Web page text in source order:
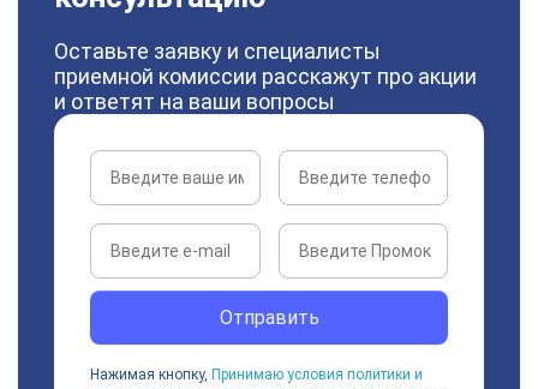
Оставьте заявку и специалисты
приемной комиссии расскажут про акции
и ответят на ваши вопросы
Отправить
Нажимая кнопку, Принимаю условия политики и